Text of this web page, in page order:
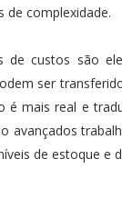
de complexidade.
de custos são
ser
é mais real e
avançados
de estoque e